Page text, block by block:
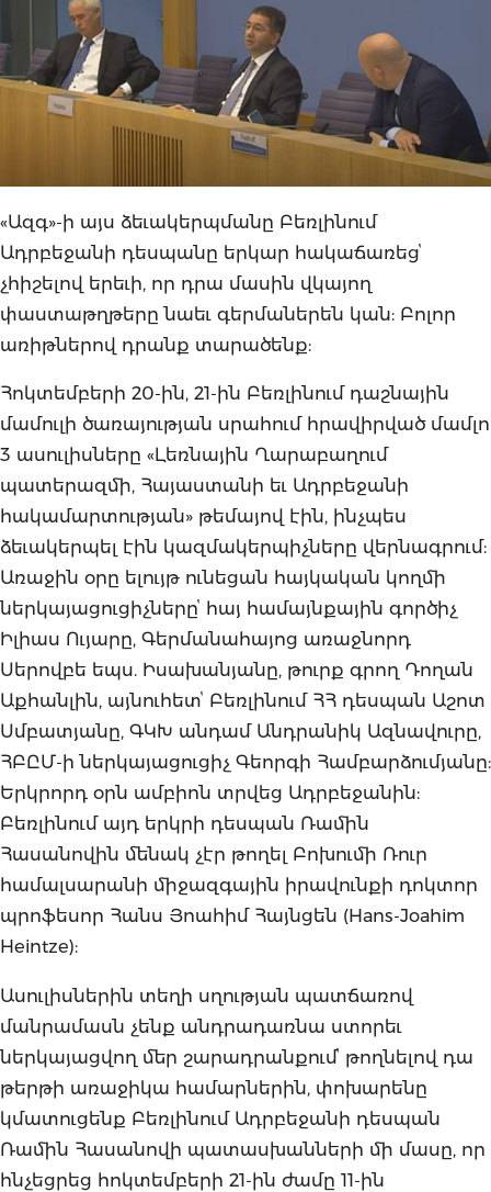
«Ազգ»-ի այս ձեւակերպմանը Բեռլինում
Ադրբեջանի դեսպանը երկար հակաճառեցՙ
չհիշելով երեւի, որ դրա մասին վկայող
փաստաթղթերը նաեւ գերմաներեն կան: Բոլոր
առիթներով դրանք տարածենք:
Հոկտեմբերի 20-ին, 21-ին Բեռլինում դաշնային
մամուլի ծառայության սրահում հրավիրված մամլո
3 ասուլիսները «Լեռնային Ղարաբաղում
պատերազմի, Հայաստանի եւ Ադրբեջանի
հակամարտության» թեմայով էին, ինչպես
ձեւակերպել էին կազմակերպիչները վերնագրում:
Առաջին օրը ելույթ ունեցան հայկական կողմի
ներկայացուցիչներըՙ հայ համայնքային գործիչ
Իլիաս Ույարը, Գերմանահայոց առաջնորդ
Սերովբե եպս. Իսախանյանը, թուրք գրող Դողան
Աքհանլին, այնուհետՙ Բեռլինում ՀՀ դեսպան Աշոտ
Սմբատյանը, ԳԿԽ անդամ Անդրանիկ Ազնավուրը,
ՀԲԸՄ-ի ներկայացուցիչ Գեորգի Համբարձումյանը:
Երկրորդ օրն ամբիոն տրվեց Ադրբեջանին:
Բեռլինում այդ երկրի դեսպան Ռամին
Հասանովին մենակ չէր թողել Բոխումի Ռուր
համալսարանի միջազգային իրավունքի դոկտոր
պրոֆեսոր Հանս Յոահիմ Հայնցեն (Hans-Joahim
Heintze):
Ասուլիսներին տեղի սղության պատճառով
մանրամասն չենք անդրադառնա ստորեւ
ներկայացվող մեր շարադրանքումՙ թողնելով դա
թերթի առաջիկա համարներին, փոխարենը
կմատուցենք Բեռլինում Ադրբեջանի դեսպան
Ռամին Հասանովի պատասխանների մի մասը, որ
հնչեցրեց հոկտեմբերի 21-ին ժամը 11-ին